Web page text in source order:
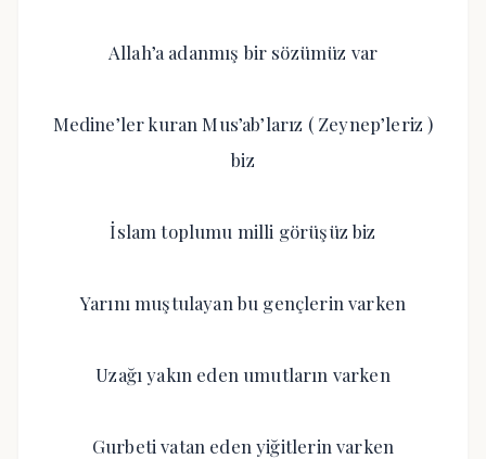
Allah’a adanmış bir sözümüz var
Medine’ler kuran Mus’ab’larız ( Zeynep’leriz )
biz
İslam toplumu milli görüşüz biz
Yarını muştulayan bu gençlerin varken
Uzağı yakın eden umutların varken
Gurbeti vatan eden yiğitlerin varken